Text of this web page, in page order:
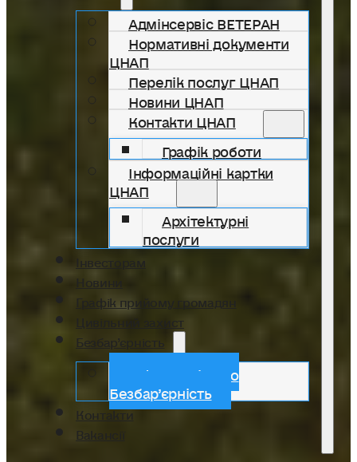
Адмінсервіс ВЕТЕРАН
Нормативні документи
ЦНАП
Перелік послуг ЦНАП
Новини ЦНАП
Контакти ЦНАП
Графік роботи
Інформаційні картки
ЦНАП
Архітектурні
послуги
Інвесторам
Новини
Графік прийому громадян
Цивільний захист
Безбар’єрність
Інформація про
Безбар’єрність
Контакти
Вакансії